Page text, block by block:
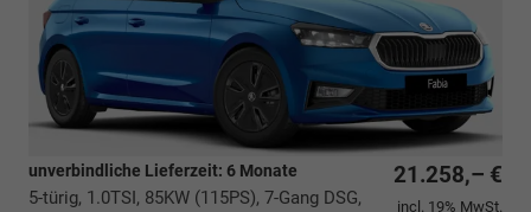
21.258,– €
incl. 19% MwSt.
unverbindliche Lieferzeit: 6 Monate
5-türig, 1.0TSI, 85KW (115PS), 7-Gang DSG,